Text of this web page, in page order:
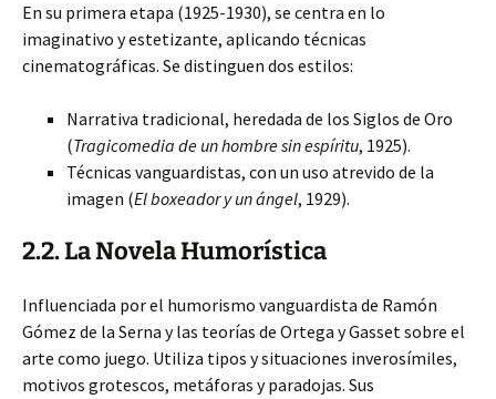
En su primera etapa (1925-1930), se centra en lo
imaginativo y estetizante, aplicando técnicas
cinematográficas. Se distinguen dos estilos:
Narrativa tradicional, heredada de los Siglos de Oro
(Tragicomedia de un hombre sin espíritu, 1925).
Técnicas vanguardistas, con un uso atrevido de la
imagen (El boxeador y un ángel, 1929).
2.2. La Novela Humorística
Influenciada por el humorismo vanguardista de Ramón
Gómez de la Serna y las teorías de Ortega y Gasset sobre el
arte como juego. Utiliza tipos y situaciones inverosímiles,
motivos grotescos, metáforas y paradojas. Sus